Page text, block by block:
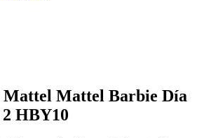
Mattel Mattel Barbie Día
HBY10